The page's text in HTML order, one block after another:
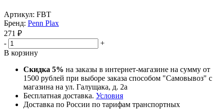
Артикул: FBT
Бренд: Penn Plax
271 ₽
-
+
В корзину
Скидка 5% на заказы в интернет-магазине на сумму от
1500 рублей при выборе заказа способом "Самовывоз" с
магазина на ул. Галущака, д. 2а
Бесплатная доставка. Условия
Доставка по России по тарифам транспортных